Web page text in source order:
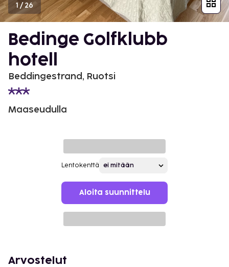
1 /26
Bedinge Golfklubb
hotell
Beddingestrand, Ruotsi
Maaseudulla
Lentokenttä
Aloita suunnittelu
Arvostelut